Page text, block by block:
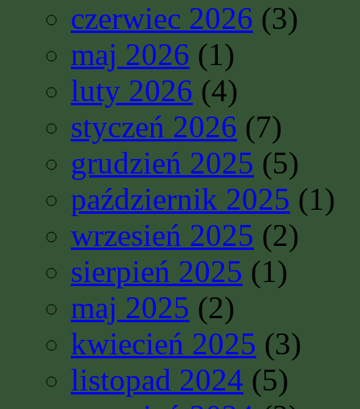
czerwiec 2026 (3)
maj 2026 (1)
luty 2026 (4)
styczeń 2026 (7)
grudzień 2025 (5)
październik 2025 (1)
wrzesień 2025 (2)
sierpień 2025 (1)
maj 2025 (2)
kwiecień 2025 (3)
listopad 2024 (5)